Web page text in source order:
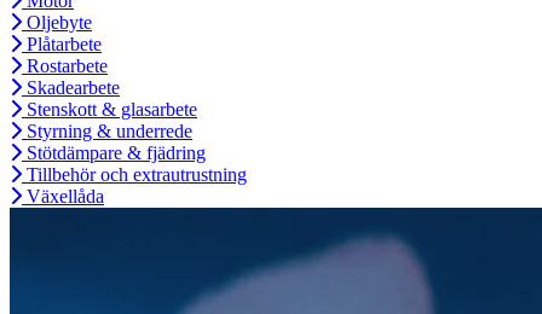
Oljebyte
Plåtarbete
Rostarbete
Skadearbete
Stenskott & glasarbete
Styrning & underrede
Stötdämpare & fjädring
Tillbehör och extrautrustning
Växellåda